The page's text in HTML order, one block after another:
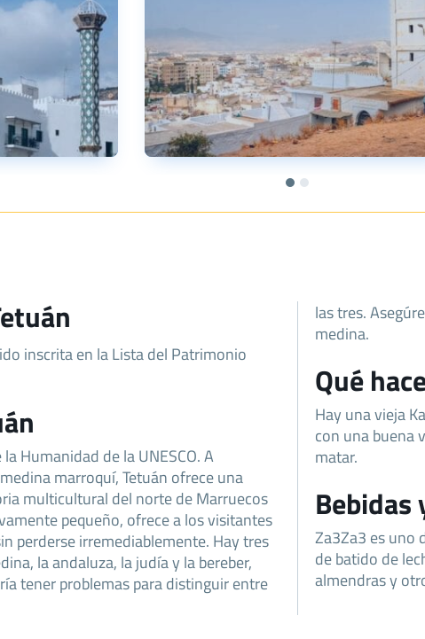
inscrita en la Lista del Patrimonio
Humanidad de la UNESCO. A
marroquí, Tetuán ofrece una
multicultural del norte de Marruecos
pequeño, ofrece a los visitantes
perderse irremediablemente. Hay tres
la andaluza, la judía y la bereber,
tener problemas para distinguir entre
las tres.
medina.
Qué
Hay una vieja
con una buena
matar.
Bebidas
Za3Za3 es uno
de batido de
almendras y